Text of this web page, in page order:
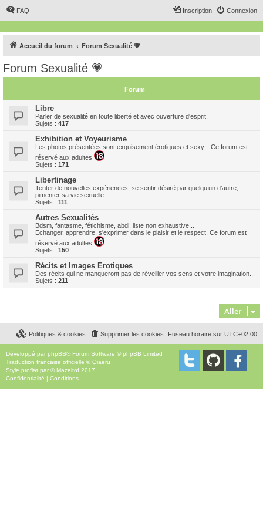
FAQ Connexion
Inscription
Accueil du forum Forum Sexualité 💗
Forum Sexualité 💗
Forum
Libre
Parler de sexualité en toute liberté et avec ouverture d'esprit.
Sujets : 417
Exhibition et Voyeurisme
Les photos présentées sont exquisement érotiques et sexy... Ce forum est
réservé aux adultes
Sujets : 171
Libertinage
Tenter de nouvelles expériences, se sentir désiré par quelqu’un d’autre,
pimenter sa vie sexuelle...
Sujets : 111
Autres Sexualités
Bdsm, fantasme, fétichisme, abdl, liste non exhaustive...
Echanger, apprendre, s'exprimer dans le plaisir et le respect. Ce forum est
réservé aux adultes
Sujets : 150
Récits et Images Erotiques
Des récits qui ne manqueront pas de réveiller vos sens et votre imagination...
Sujets : 211
Aller
Fuseau horaire sur UTC+02:00
Supprimer les cookies
Politiques & cookies
Développé par phpBB® Forum Software © phpBB Limited
Traduction française officielle ©Qiaeru
Style proflat par © Mazeltof 2017
Confidentialité | Conditions